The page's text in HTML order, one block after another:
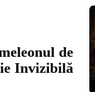
de
Invizibilă